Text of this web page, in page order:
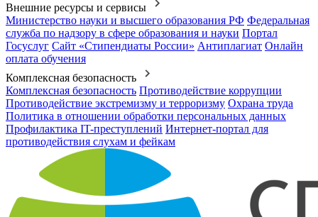
Внешние ресурсы и сервисы
Министерство науки и высшего образования РФ Федеральная
служба по надзору в сфере образования и науки Портал
Госуслуг Сайт «Стипендиаты России» Антиплагиат Онлайн
оплата обучения
Комплексная безопасность
Комплексная безопасность Противодействие коррупции
Противодействие экстремизму и терроризму Охрана труда
Политика в отношении обработки персональных данных
Профилактика IT-преступлений Интернет-портал для
противодействия слухам и фейкам